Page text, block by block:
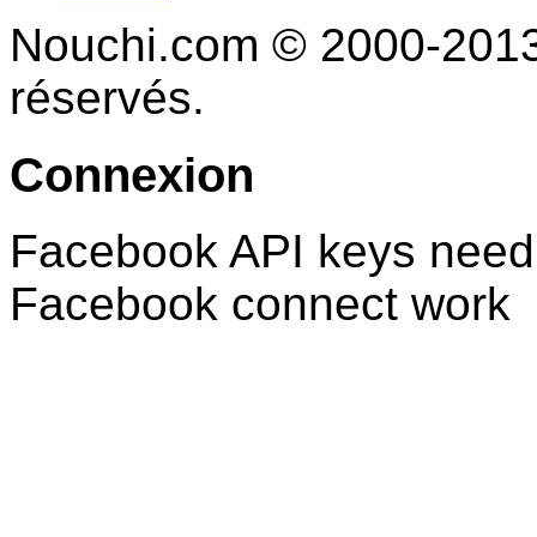
Nouchi.com © 2000-
réservés.
Connexion
Facebook API keys
Facebook connect work